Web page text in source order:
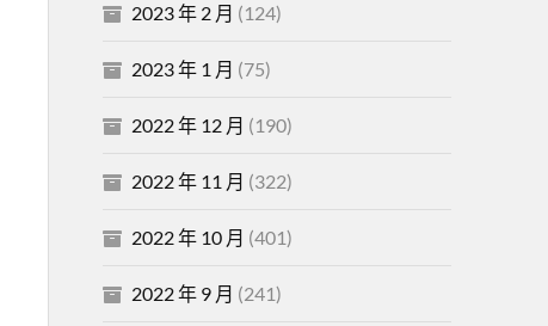
2023 年 2 月 (124)
2023 年 1 月 (75)
2022 年 12 月 (190)
2022 年 11 月 (322)
2022 年 10 月 (401)
2022 年 9 月 (241)